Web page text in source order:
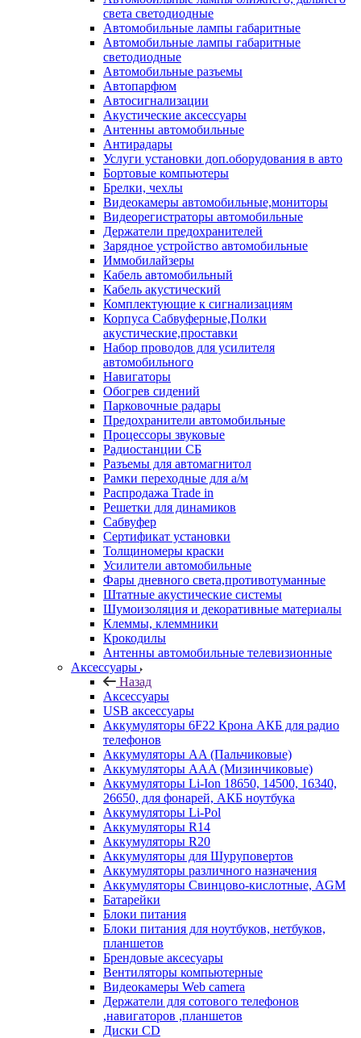
света светодиодные
Автомобильные лампы габаритные
Автомобильные лампы габаритные
светодиодные
Автомобильные разъемы
Автопарфюм
Автосигнализации
Акустические аксессуары
Антенны автомобильные
Антирадары
Услуги установки доп.оборудования в авто
Бортовые компьютеры
Брелки, чехлы
Видеокамеры автомобильные,мониторы
Видеорегистраторы автомобильные
Держатели предохранителей
Зарядное устройство автомобильные
Иммобилайзеры
Кабель автомобильный
Кабель акустический
Комплектующие к сигнализациям
Корпуса Сабвуферные,Полки
акустические,проставки
Набор проводов для усилителя
автомобильного
Навигаторы
Обогрев сидений
Парковочные радары
Предохранители автомобильные
Процессоры звуковые
Радиостанции СБ
Разъемы для автомагнитол
Рамки переходные для а/м
Распродажа Trade in
Решетки для динамиков
Сабвуфер
Сертификат установки
Толщиномеры краски
Усилители автомобильные
Фары дневного света,противотуманные
Штатные акустические системы
Шумоизоляция и декоративные материалы
Клеммы, клеммники
Крокодилы
Антенны автомобильные телевизионные
Аксессуары
Назад
Аксессуары
USB аксессуары
Аккумуляторы 6F22 Крона АКБ для радио
телефонов
Аккумуляторы AA (Пальчиковые)
Аккумуляторы AAA (Мизинчиковые)
Аккумуляторы Li-Ion 18650, 14500, 16340,
26650, для фонарей, АКБ ноутбука
Аккумуляторы Li-Pol
Аккумуляторы R14
Аккумуляторы R20
Аккумуляторы для Шуруповертов
Аккумуляторы различного назначения
Аккумуляторы Свинцово-кислотные, AGM
Батарейки
Блоки питания
Блоки питания для ноутбуков, нетбуков,
планшетов
Брендовые аксесуары
Вентиляторы компьютерные
Видеокамеры Web camera
Держатели для сотового телефонов
,навигаторов ,планшетов
Диски CD